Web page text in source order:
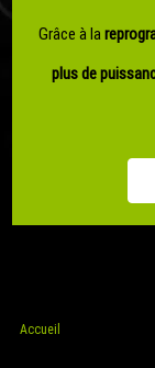
Grâce à la
plus de
Accueil